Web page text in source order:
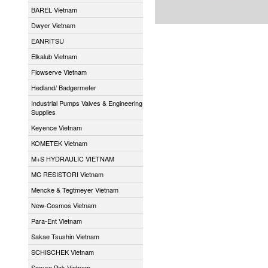
BAREL Vietnam
Dwyer Vietnam
EANRITSU
Elkalub Vietnam
Flowserve Vietnam
Hedland/ Badgermeter
Industrial Pumps Valves & Engineering
Supplies
Keyence Vietnam
KOMETEK Vietnam
M+S HYDRAULIC VIETNAM
MC RESISTORI Vietnam
Mencke & Tegtmeyer Vietnam
New-Cosmos Vietnam
Para-Ent Vietnam
Sakae Tsushin Vietnam
SCHISCHEK Vietnam